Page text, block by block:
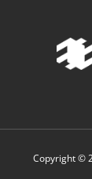
Copyright ©